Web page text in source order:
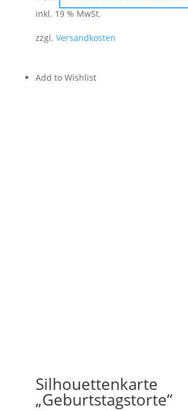
inkl. 19 % MwSt.
zzgl. Versandkosten
Add to Wishlist
Silhouettenkarte
„Geburtstagstorte“